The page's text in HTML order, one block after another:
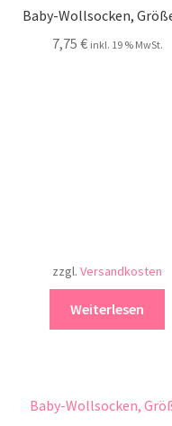
Baby-Wollsocken,
7,75 € inkl. 19 % MwSt.
zzgl. Versandkosten
Weiterlesen